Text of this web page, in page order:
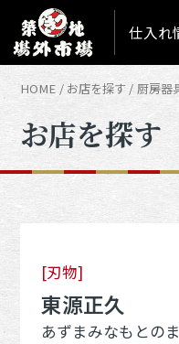
仕入れ
HOME お店を探す 厨房器
お店を探す
[刃物]
東源正久
あずまみなもとの